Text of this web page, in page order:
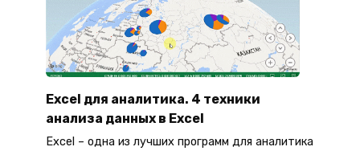
Excel для аналитика. 4 техники
анализа данных в Excel
Excel – одна из лучших программ для аналитика